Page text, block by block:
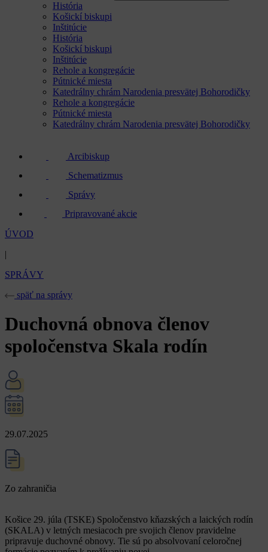
História
Košickí biskupi
Inštitúcie
História
Košickí biskupi
Inštitúcie
Rehole a kongregácie
Pútnické miesta
Katedrálny chrám Narodenia presvätej Bohorodičky
Rehole a kongregácie
Pútnické miesta
Katedrálny chrám Narodenia presvätej Bohorodičky
Arcibiskup
Schematizmus
Správy
Pripravované akcie
ÚVOD
|
SPRÁVY
späť na správy
Duchovná obnova členov
spoločenstva Skala rodín
29.07.2025
Zo zahraničia
Košice 29. júla (TSKE) Spoločenstvo kňazských a laických rodín
(SKALA) v letných mesiacoch pre svojich členov pravidelne
pripravuje duchovné obnovy. Tie sú po absolvovaní celoročnej